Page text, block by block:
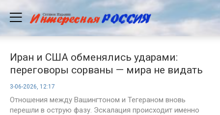
Иран и США обменялись ударами:
переговоры сорваны — мира не видать
3-06-2026, 12:17
Отношения между Вашингтоном и Тегераном вновь
перешли в острую фазу. Эскалация происходит именно